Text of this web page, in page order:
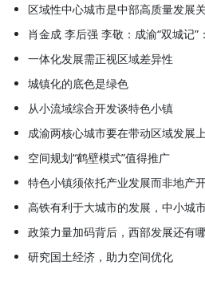
区域性中心城市是中部高质量发展
肖金成 李后强 李敬：成渝“双城记”
一体化发展需正视区域差异性
城镇化的底色是绿色
从小流域综合开发谈特色小镇
成渝两核心城市要在带动区域发展
空间规划“鹤壁模式”值得推广
特色小镇须依托产业发展而非地产
高铁有利于大城市的发展，中小城
政策力量加码背后，西部发展还有
研究国土经济，助力空间优化